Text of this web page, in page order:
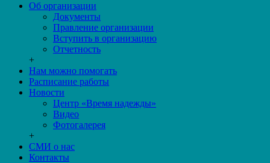
Об организации
Документы
Правление организации
Вступить в организацию
Отчетность
+
Нам можно помогать
Расписание работы
Новости
Центр «Время надежды»
Видео
Фотогалерея
+
СМИ о нас
Контакты